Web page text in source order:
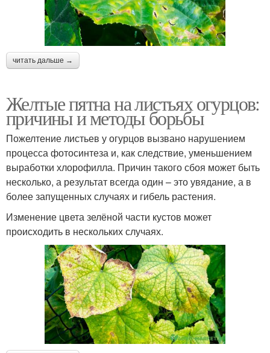
читать дальше →
Желтые пятна на листьях огурцов:
причины и методы борьбы
Пожелтение листьев у огурцов вызвано нарушением
процесса фотосинтеза и, как следствие, уменьшением
выработки хлорофилла. Причин такого сбоя может быть
несколько, а результат всегда один – это увядание, а в
более запущенных случаях и гибель растения.
Изменение цвета зелёной части кустов может
происходить в нескольких случаях.